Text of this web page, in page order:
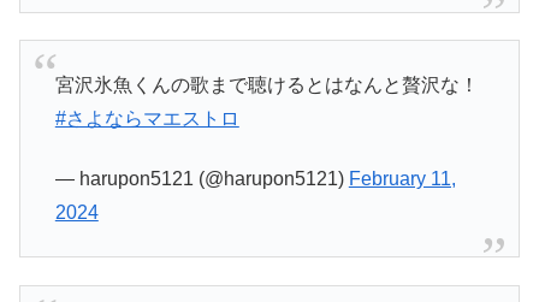
宮沢氷魚くんの歌まで聴けるとはなんと贅沢な！
#さよならマエストロ
— harupon5121 (@harupon5121) February 11,
2024